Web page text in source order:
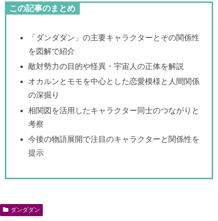
この記事のまとめ
「ダンダダン」の主要キャラクターとその関係性
を図解で紹介
敵対勢力の目的や怪異・宇宙人の正体を解説
オカルンとモモを中心とした恋愛模様と人間関係
の深掘り
相関図を活用したキャラクター同士のつながりと
考察
今後の物語展開で注目のキャラクターと関係性を
提示
ダンダダン